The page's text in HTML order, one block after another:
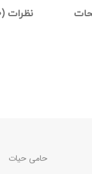
نظرات (0)
حامی حیات